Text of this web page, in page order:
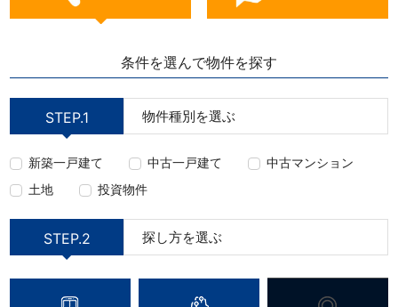
条件を選んで物件を探す
STEP.1 物件種別を選ぶ
新築一戸建て 中古一戸建て
中古マンション
土地
投資物件
STEP.2 探し方を選ぶ